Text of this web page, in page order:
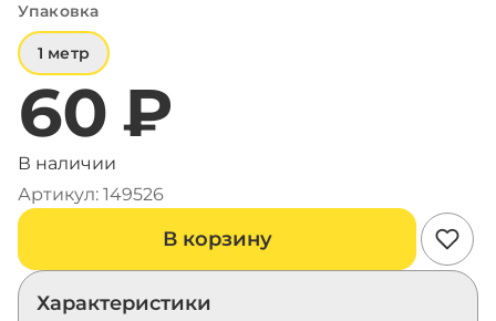
Упаковка
1 метр
60 ₽
В наличии
Артикул: 149526
В корзину
Характеристики